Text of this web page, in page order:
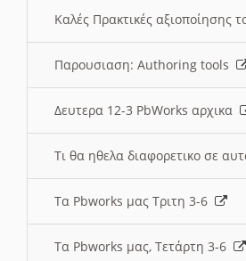
Καλές Πρακτικές αξιοποίησης
Παρουσιαση: Authoring tools
Δευτερα 12-3 PbWorks αρχικα
Τι θα ηθελα διαφορετικο σε
Τα Pbworks μας Τριτη 3-6
Τα Pbworks μας, Τετάρτη 3-6